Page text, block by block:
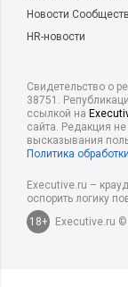
Новости
HR-новости
Свидетельство о
38751.
ссылкой на
сайта. Редакция не
высказывания
Политика
Executive.ru –
оспорить логику
18+
Executive.ru